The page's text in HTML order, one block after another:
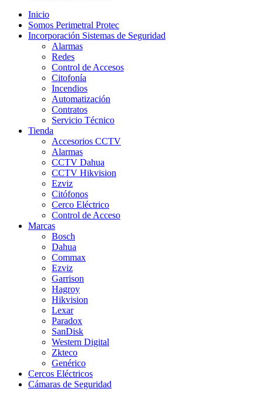
Inicio
Somos Perimetral Protec
Incorporación Sistemas de Seguridad
Alarmas
Redes
Control de Accesos
Citofonía
Incendios
Automatización
Contratos
Servicio Técnico
Tienda
Accesorios CCTV
Alarmas
CCTV Dahua
CCTV Hikvision
Ezviz
Citófonos
Cerco Eléctrico
Control de Acceso
Marcas
Bosch
Dahua
Commax
Ezviz
Garrison
Hagroy
Hikvision
Lexar
Paradox
SanDisk
Western Digital
Zkteco
Genérico
Cercos Eléctricos
Cámaras de Seguridad